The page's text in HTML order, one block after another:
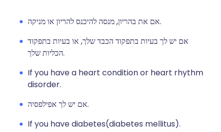
אם את בהריון, מנסה להיכנס להריון או מניקה.
אם יש לך בעיות בתפקוד הכבד שלך, או בעיות בתפקוד
הכליות שלך.
If you have a heart condition or heart rhythm
disorder.
אם יש לך אפילפסיה.
If you have diabetes(diabetes mellitus).